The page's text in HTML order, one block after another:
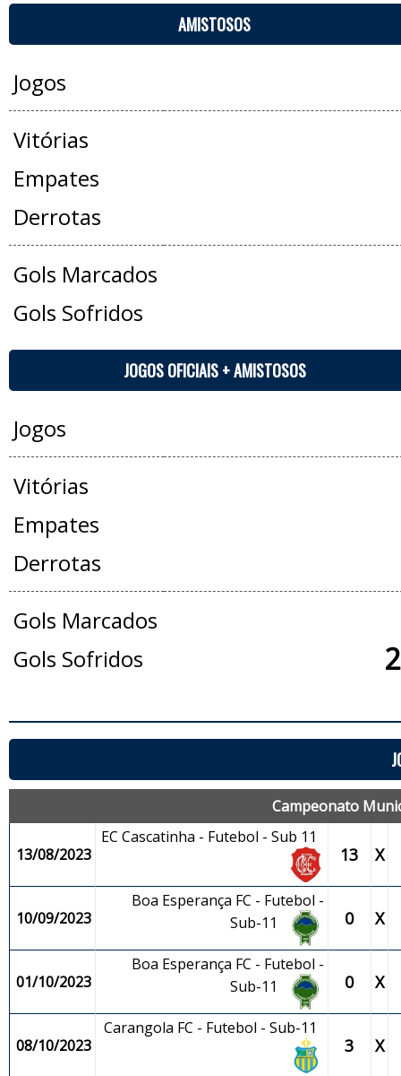
AMISTOSOS
Jogos
Vitórias
Empates
Derrotas
Gols Marcados
Gols Sofridos
JOGOS OFICIAIS + AMISTOSOS
Jogos
Vitórias
Empates
Derrotas
Gols Marcados
Gols Sofridos
Campeonato
13/08/2023
EC Cascatinha - Futebol - Sub 11
13 X
10/09/2023
Boa Esperança FC - Futebol -
Sub-11
0 X
01/10/2023
Boa Esperança FC - Futebol -
Sub-11
0 X
08/10/2023
Carangola FC - Futebol - Sub-11
3 X